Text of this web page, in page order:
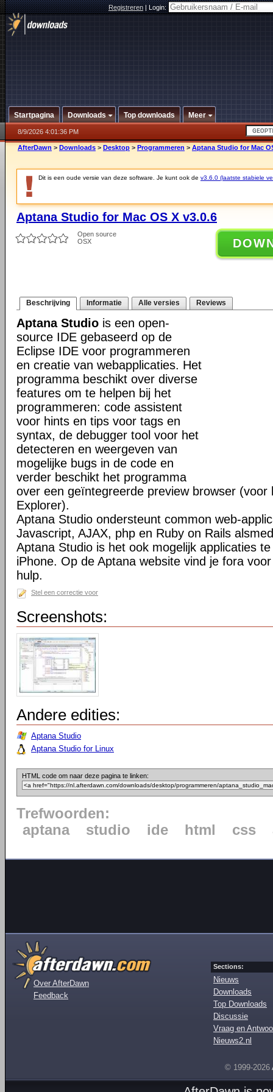
Registreren|Login:
Startpagina Downloads Top downloads Meer
8/9/2026 4:01:36 PM
AfterDawn > Downloads > Desktop > Programmeren > Aptana Studio for Mac
Dit is een oude versie van deze software. Je kunt ook de v3.6.0 (laatste stabiele
Aptana Studio for Mac OS X v3.0.6
Open source
OSX
Beschrijving Informatie Alle versies Reviews
Aptana Studio is een open-
source IDE gebaseerd op de
Eclipse IDE voor programmeren
en creatie van webapplicaties. Het
programma beschikt over diverse
features om te helpen bij het
programmeren: code assistent
voor hints en tips voor tags en
syntax, de debugger tool voor het
detecteren en weergeven van
mogelijke bugs in de code en
verder beschikt het programma
over een geïntegreerde preview browser (voor
Explorer).
Aptana Studio ondersteunt common web-
Javascript, AJAX, php en Ruby on Rails
Aptana Studio is het ook mogelijk applicaties
iPhone. Op de Aptana website vind je fora
hulp.
Stel een correctie voor
Screenshots:
Andere edities:
Aptana Studio
Aptana Studio for Linux
HTML code om naar deze pagina te linken:
Trefwoorden:
aptana
studio ide html css
Over AfterDawn
Feedback
Sections:
Nieuws
Downloads
Top Downloads
Discussie
Vraag en
Nieuws2.nl
© 1999-2026